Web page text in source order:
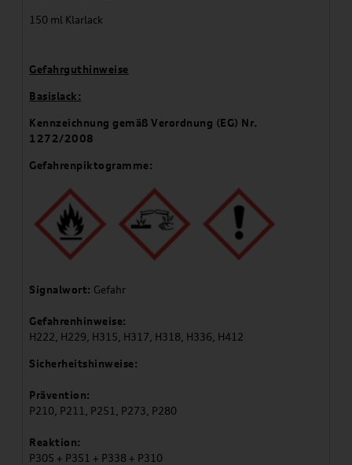
150 ml Klarlack
Gefahrguthinweise
Basislack:
Kennzeichnung gemäß Verordnung (EG) Nr.
1272/2008
Gefahrenpiktogramme:
Signalwort: Gefahr
Gefahrenhinweise:
H222, H229, H315, H317, H318, H336, H412
Sicherheitshinweise:
Prävention:
P210, P211, P251, P273, P280
Reaktion:
P305 + P351 + P338 + P310